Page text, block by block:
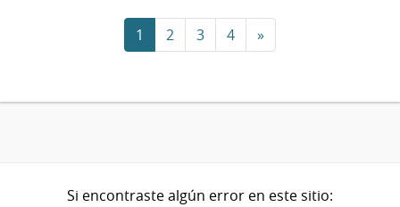
1 2 3 4 »
Si encontraste algún error en este sitio: